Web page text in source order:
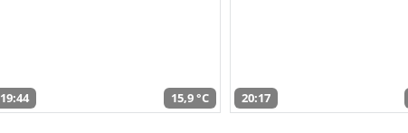
19:44 15,9 °C 20:17